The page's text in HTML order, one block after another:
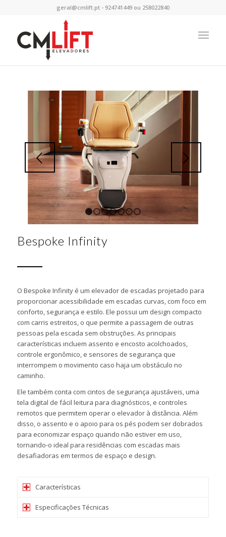
geral@cmlift.pt - 924741449 ou 258022840
Next
1 2 3 4 7
Bespoke Infinity
O Bespoke Infinity é um elevador de escadas projetado para
proporcionar acessibilidade em escadas curvas, com foco em
conforto, segurança e estilo. Ele possui um design compacto
com carris estreitos, o que permite a passagem de outras
pessoas pela escada sem obstruções. As principais
características incluem assento e encosto acolchoados,
controle ergonômico, e sensores de segurança que
interrompem o movimento caso haja um obstáculo no
caminho.
Ele também conta com cintos de segurança ajustáveis, uma
tela digital de fácil leitura para diagnósticos, e controles
remotos que permitem operar o elevador à distância. Além
disso, o assento e o apoio para os pés podem ser dobrados
para economizar espaço quando não estiver em uso,
tornando-o ideal para residências com escadas mais
desafiadoras em termos de espaço e design​.
Características
Especificações Técnicas